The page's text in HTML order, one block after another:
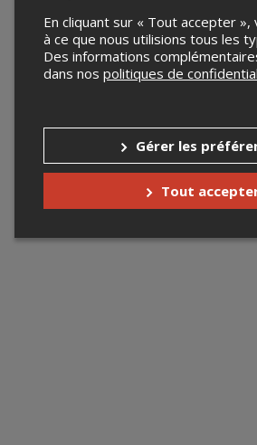
En cliquant sur « Tout accepter »,
à ce que nous utilisions tous les
Des informations
dans nos politiques de
Gérer les
Tout